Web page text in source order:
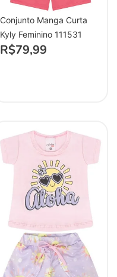
Conjunto Manga Curta
Kyly Feminino 111531
R$79,99